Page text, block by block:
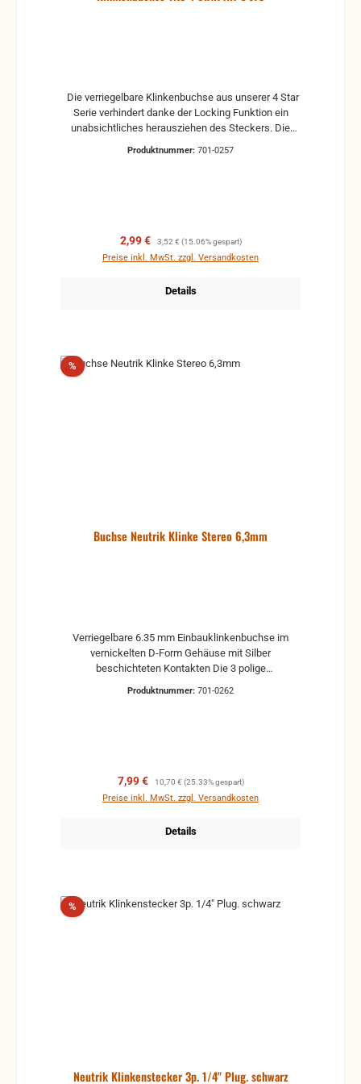
Serie verhindert danke der Locking Funktion ein
unabsichtliches herausziehen des Steckers. Die
Metallgehäuse Versilberte Kontake mit
Lötanschlüssen
Produktnummer: 701-0257
Verkaufspreis:
2,99 € Regulärer Preis:
3,52 € (15.06% gespart)
Preise inkl. MwSt. zzgl. Versandkosten
Details
%Rabatt
Buchse Neutrik Klinke Stereo 6,3mm
Verriegelbare 6.35 mm Einbauklinkenbuchse im
vernickelten D-Form Gehäuse mit Silber
beschichteten Kontakten Die 3 polige
automatisch ein und kann nur durch Betätigung des
roten Verriegelungsschiebers wieder ausgesteckt
werden. D-Form Gehäuse. Wählbare Masseoptionen.
Produktnummer: 701-0262
Verkaufspreis:
7,99 € Regulärer Preis:
10,70 € (25.33% gespart)
Preise inkl. MwSt. zzgl. Versandkosten
Details
%Rabatt
Neutrik Klinkenstecker 3p. 1/4" Plug. schwarz